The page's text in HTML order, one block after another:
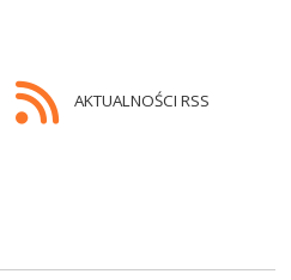
AKTUALNOŚCI RSS